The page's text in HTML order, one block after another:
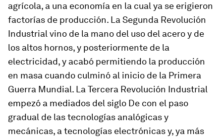
agrícola, a una economía en la cual ya se erigieron
factorías de producción. La Segunda Revolución
Industrial vino de la mano del uso del acero y de
los altos hornos, y posteriormente de la
electricidad, y acabó permitiendo la producción
en masa cuando culminó al inicio de la Primera
Guerra Mundial. La Tercera Revolución Industrial
empezó a mediados del siglo De con el paso
gradual de las tecnologías analógicas y
mecánicas, a tecnologías electrónicas y, ya más